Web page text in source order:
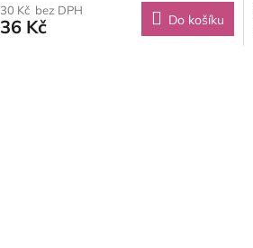
30 Kč bez DPH
36 Kč Do košíku